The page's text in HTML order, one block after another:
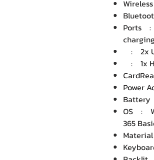
Ports :
: 2x
: 1x
Power
OS :
365